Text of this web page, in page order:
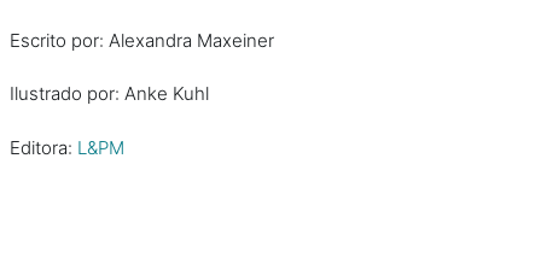
Escrito por: Alexandra Maxeiner
Ilustrado por: Anke Kuhl
Editora: L&PM